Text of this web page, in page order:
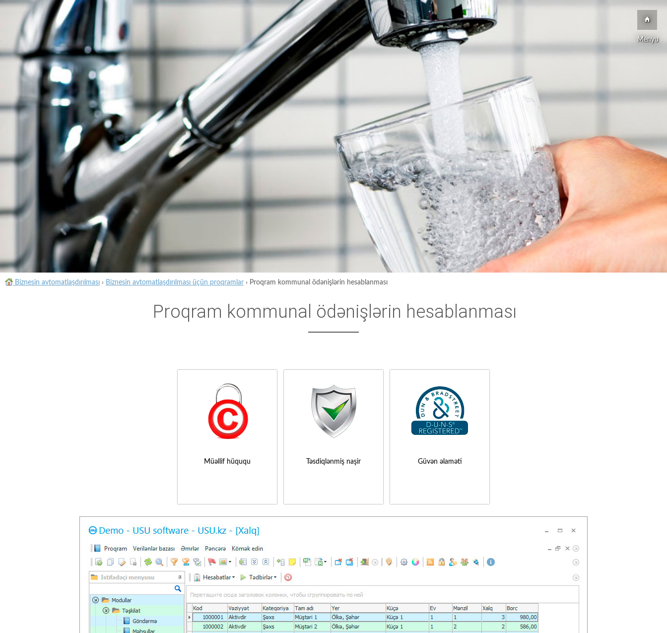
Menyu
Biznesin avtomatlaşdırılması › Biznesin avtomatlaşdırılması üçün proqramlar › Proqram kommunal ödənişlərin hesablanması
Proqram kommunal ödənişlərin hesablanması
Müəllif hüququ Təsdiqlənmiş naşir Güvən əlaməti